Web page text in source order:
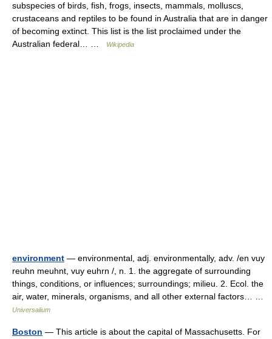
subspecies of birds, fish, frogs, insects, mammals, molluscs,
crustaceans and reptiles to be found in Australia that are in danger
of becoming extinct. This list is the list proclaimed under the
Australian federal… …
Wikipedia
environment — environmental, adj. environmentally, adv. /en vuy
reuhn meuhnt, vuy euhrn /, n. 1. the aggregate of surrounding
things, conditions, or influences; surroundings; milieu. 2. Ecol. the
air, water, minerals, organisms, and all other external factors… …
Universalium
Boston — This article is about the capital of Massachusetts. For